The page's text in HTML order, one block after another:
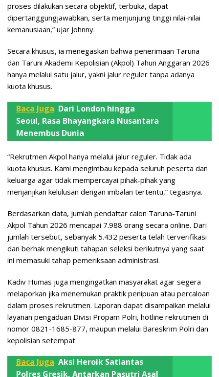
proses dilakukan secara objektif, terbuka, dapat
dipertanggungjawabkan, serta menjunjung tinggi nilai-nilai
kemanusiaan,” ujar Johnny.
Secara khusus, ia menegaskan bahwa penerimaan Taruna
dan Taruni Akademi Kepolisian (Akpol) Tahun Anggaran 2026
hanya melalui satu jalur, yakni jalur reguler tanpa adanya
kuota khusus.
Baca Juga Dari London hingga
Seoul, Rasa Bhayangkara Nusantara
Menembus Dunia
“Rekrutmen Akpol hanya melalui jalur reguler. Tidak ada
kuota khusus. Kami mengimbau kepada seluruh peserta dan
keluarga agar tidak mempercayai pihak-pihak yang
menjanjikan kelulusan dengan imbalan tertentu,” tegasnya.
Berdasarkan data, jumlah pendaftar calon Taruna-Taruni
Akpol Tahun 2026 mencapai 7.988 orang secara online. Dari
jumlah tersebut, sebanyak 5.432 peserta telah terverifikasi
dan berhak mengikuti tahapan seleksi berikutnya yang saat
ini memasuki tahap pemeriksaan administrasi.
Kadiv Humas juga mengingatkan masyarakat agar segera
melaporkan jika menemukan praktik penipuan atau percaloan
dalam proses rekrutmen. Laporan dapat disampaikan melalui
layanan pengaduan Divisi Propam Polri, hotline rekrutmen di
nomor 0821-1685-877, maupun melalui Bareskrim Polri dan
kepolisian setempat.
Baca Juga Aksi Heroik Satlantas
Polres Gresik, Antarkan Pasutri Asal